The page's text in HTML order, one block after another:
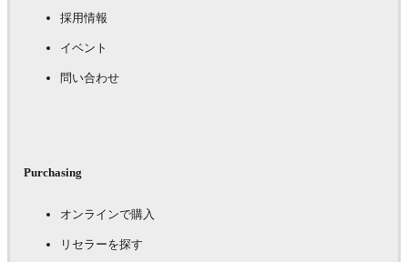
採用情報
イベント
問い合わせ
Purchasing
オンラインで購入
リセラーを探す